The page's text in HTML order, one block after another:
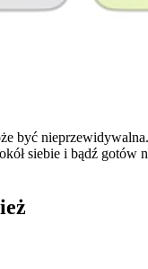
być
siebie i bądź gotów